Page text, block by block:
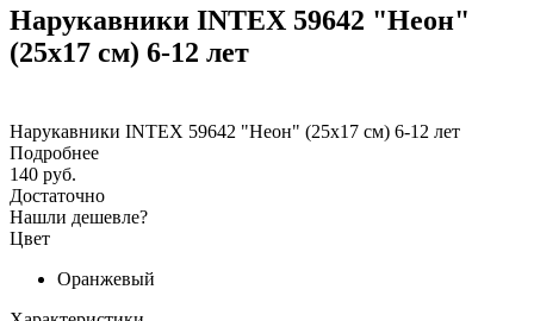
Нарукавники INTEX 59642 "Неон"
(25x17 см) 6-12 лет
Нарукавники INTEX 59642 "Неон" (25x17 см) 6-12 лет
Подробнее
140 руб.
Достаточно
Нашли дешевле?
Цвет
Оранжевый